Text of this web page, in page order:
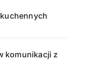
komunikacji z